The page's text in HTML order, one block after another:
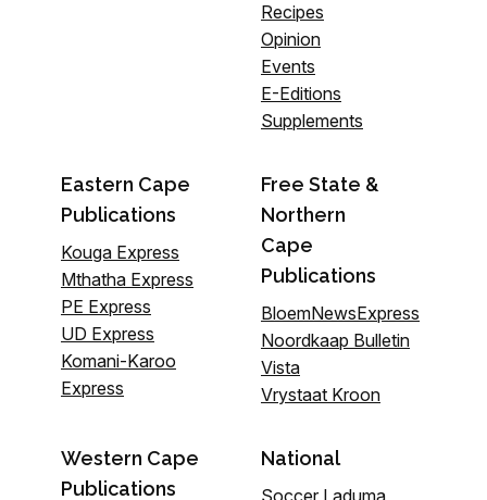
Recipes
Opinion
Events
E-Editions
Supplements
Eastern Cape
Publications
Kouga Express
Mthatha Express
PE Express
UD Express
Komani-Karoo
Express
Free State &
Northern
Cape
Publications
BloemNewsExpress
Noordkaap Bulletin
Vista
Vrystaat Kroon
Western Cape
Publications
National